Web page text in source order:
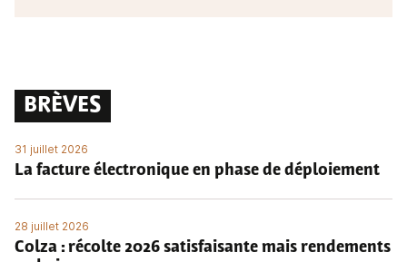
BRÈVES
31 juillet 2026
La facture électronique en phase de déploiement
28 juillet 2026
Colza : récolte 2026 satisfaisante mais rendements